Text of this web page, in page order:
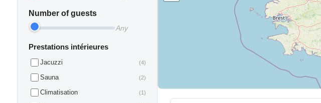
Number of guests
Any
Prestations intérieures
Jacuzzi (4)
Sauna (2)
Climatisation (1)